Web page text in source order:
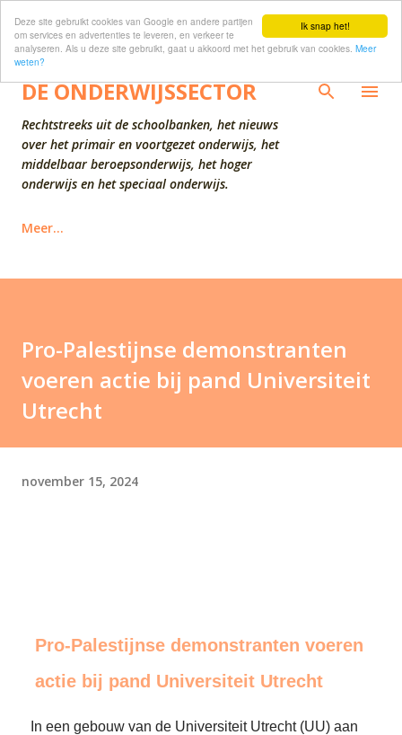
Ik snap het!
Deze site gebruikt cookies van Google en andere partijen
om services en advertenties te leveren, en verkeer te
analyseren. Als u deze site gebruikt, gaat u akkoord met het gebruik van cookies. Meer
weten?
Doorgaan naar hoofdcontent
DE ONDERWIJSSECTOR
Rechtstreeks uit de schoolbanken, het nieuws
over het primair en voortgezet onderwijs, het
middelbaar beroepsonderwijs, het hoger
onderwijs en het speciaal onderwijs.
Meer…
Pro-Palestijnse demonstranten
voeren actie bij pand Universiteit
Utrecht
november 15, 2024
Pro-Palestijnse demonstranten voeren
actie bij pand Universiteit Utrecht
In een gebouw van de Universiteit Utrecht (UU) aan